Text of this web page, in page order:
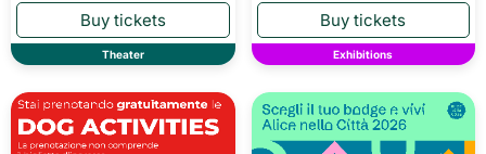
Theater Exhibitions